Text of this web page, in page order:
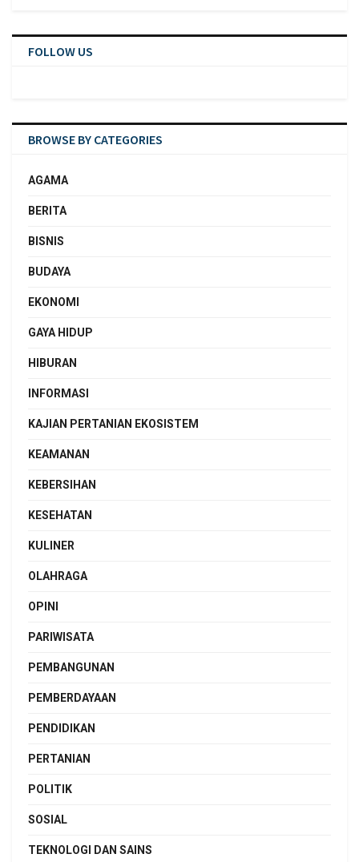
FOLLOW US
BROWSE BY CATEGORIES
AGAMA
BERITA
BISNIS
BUDAYA
EKONOMI
GAYA HIDUP
HIBURAN
INFORMASI
KAJIAN PERTANIAN EKOSISTEM
KEAMANAN
KEBERSIHAN
KESEHATAN
KULINER
OLAHRAGA
OPINI
PARIWISATA
PEMBANGUNAN
PEMBERDAYAAN
PENDIDIKAN
PERTANIAN
POLITIK
SOSIAL
TEKNOLOGI DAN SAINS